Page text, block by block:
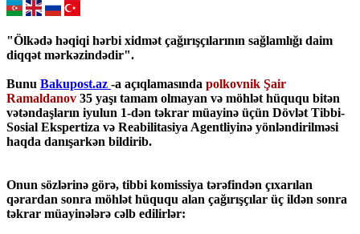
"Ölkədə həqiqi hərbi xidmət çağırışçılarının sağlamlığı daim
diqqət mərkəzindədir".
Bunu Bakupost.az -a açıqlamasında polkovnik Şair
Ramaldanov 35 yaşı tamam olmayan və möhlət hüququ bitən
vətəndaşların iyulun 1-dən təkrar müayinə üçün Dövlət Tibbi-
Sosial Ekspertiza və Reabilitasiya Agentliyinə yönləndirilməsi
haqda danışarkən bildirib.
Onun sözlərinə görə, tibbi komissiya tərəfindən çıxarılan
qərardan sonra möhlət hüququ alan çağırışçılar üç ildən sonra
təkrar müayinələrə cəlb edilirlər: